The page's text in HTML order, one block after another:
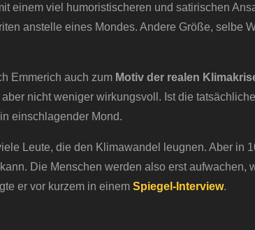
einem viel humoristischeren und satirischen
anstelle eines Mondes. Andere Größe, selbe
Emmerich auch zum Motiv der realen
nicht weniger wirkungsvoll. Ist die
einschlagender Mond.
Leute, die den Klimawandel leugnen. Aber in
Die Menschen werden also erst aufwachen,
er vor kurzem in einem Spiegel-Interview.